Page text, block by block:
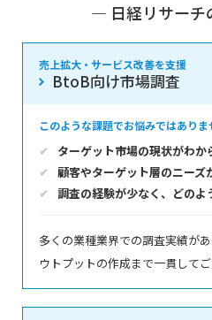
― 日経リサー
売上拡大・サービス改善を支援
BtoB向け市場調査
このような課題でお悩みではありま
ターゲット市場の現状がわか
顧客やターゲット層のニーズ
調査の経験が少なく、どのよ
多くの業種業界での調査実績が
ウトプットの作成まで一貫して